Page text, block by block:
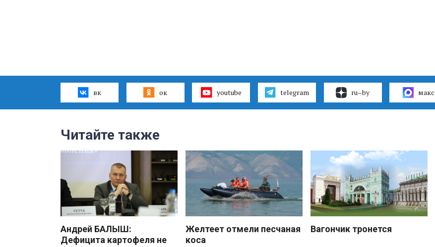
вк ок youtube telegram ru–by макс
Читайте также
Андрей БАЛЫШ:
Дефицита картофеля не
Желтеет отмели песчаная
коса
Вагончик тронется